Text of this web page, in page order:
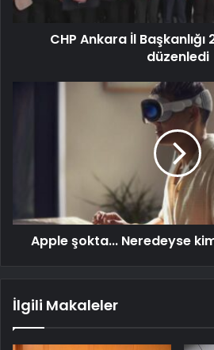
CHP Ankara İl
düzenledi
Apple şokta... Neredeyse
İlgili Makaleler